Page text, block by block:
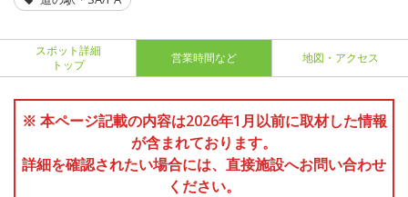
スポット詳細
トップ
営業時間など 地図・アクセス
※ 本ページ記載の内容は2026年1月以前に取材した情報
が含まれております。
詳細を確認されたい場合には、直接施設へお問い合わせ
ください。